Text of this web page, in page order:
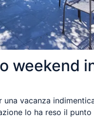
weekend
vacanza
lo ha reso il